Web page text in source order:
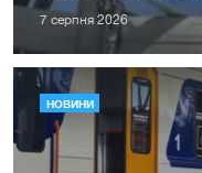
7 серпня 2026
НОВИНИ